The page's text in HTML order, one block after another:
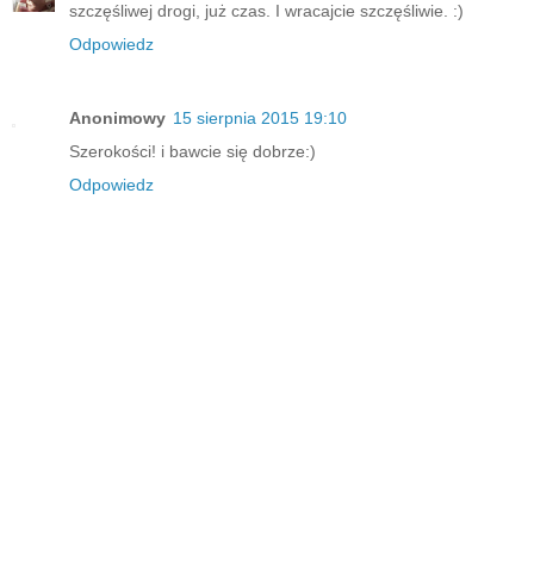
szczęśliwej drogi, już czas. I wracajcie szczęśliwie. :)
Odpowiedz
Anonimowy 15 sierpnia 2015 19:10
Szerokości! i bawcie się dobrze:)
Odpowiedz